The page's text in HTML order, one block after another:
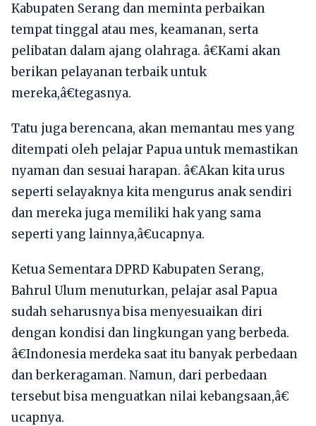
Kabupaten Serang dan meminta perbaikan
tempat tinggal atau mes, keamanan, serta
pelibatan dalam ajang olahraga. â€Kami akan
berikan pelayanan terbaik untuk
mereka,â€tegasnya.
Tatu juga berencana, akan memantau mes yang
ditempati oleh pelajar Papua untuk memastikan
nyaman dan sesuai harapan. â€Akan kita urus
seperti selayaknya kita mengurus anak sendiri
dan mereka juga memiliki hak yang sama
seperti yang lainnya,â€ucapnya.
Ketua Sementara DPRD Kabupaten Serang,
Bahrul Ulum menuturkan, pelajar asal Papua
sudah seharusnya bisa menyesuaikan diri
dengan kondisi dan lingkungan yang berbeda.
â€Indonesia merdeka saat itu banyak perbedaan
dan berkeragaman. Namun, dari perbedaan
tersebut bisa menguatkan nilai kebangsaan,â€
ucapnya.